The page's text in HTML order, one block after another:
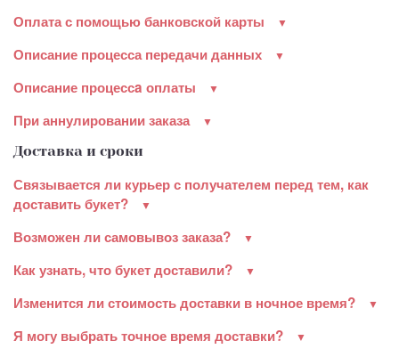
Оплата с помощью банковской карты
Описание процесса передачи данных
Описание процессa оплаты
При аннулировании заказа
Доставка и сроки
Связывается ли курьер с получателем перед тем, как
доставить букет?
Возможен ли самовывоз заказа?
Как узнать, что букет доставили?
Изменится ли стоимость доставки в ночное время?
Я могу выбрать точное время доставки?